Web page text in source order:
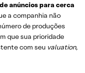
anúncios para cerca
a companhia não
de produções
que sua prioridade
com seu valuation,